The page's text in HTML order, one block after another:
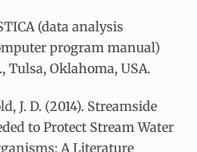
(data analysis
program manual)
Tulsa, Oklahoma, USA.
J. D. (2014). Streamside
to Protect Stream Water
A Literature